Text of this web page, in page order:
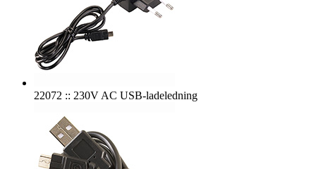
22072 :: 230V AC USB-ladeledning